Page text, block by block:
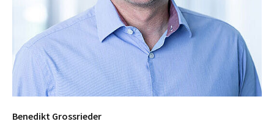
Benedikt Grossrieder